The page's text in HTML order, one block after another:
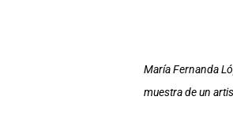
María Fernanda
muestra de un